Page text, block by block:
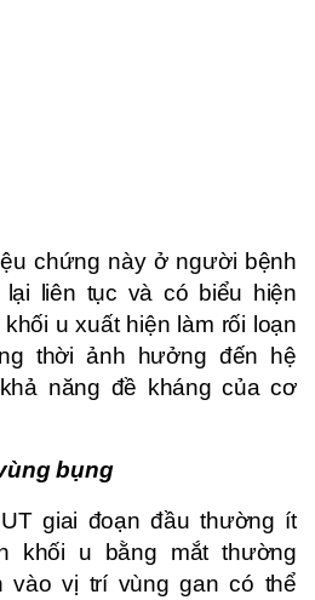
chứng này ở người bệnh
liên tục và có biểu hiện
u xuất hiện làm rối loạn
thời ảnh hưởng đến hệ
năng đề kháng của cơ
bụng
giai đoạn đầu thường ít
khối u bằng mắt thường
vào vị trí vùng gan có thể